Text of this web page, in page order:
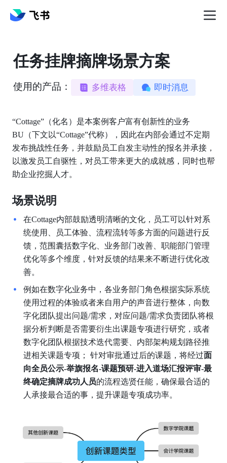
任务挂牌摘牌场景方案
使用的产品： 多维表格 即时消息
“Cottage”（化名）是本案例客户富有创新性的业务
BU（下文以“Cottage”代称），因此在内部会通过不定期
发布挑战性任务，并鼓励员工自发主动性的报名并承接，
以激发员工自驱性，对员工带来更大的成就感，同时也帮
助企业挖掘人才。
场景说明
在Cottage内部鼓励透明清晰的文化，员工可以针对系
统使用、员工体验、流程流转等多方面的问题进行反
馈，范围囊括数字化、业务部门改善、职能部门管理
优化等多个维度，针对反馈的结果来不断进行优化改
善。
例如在数字化业务中，各业务部门角色根据实际系统
使用过程的体验或者来自用户的声音进行整体，向数
字化团队提出问题/需求，对应问题/需求负责团队将根
据分析判断是否需要衍生出课题专项进行研究，或者
数字化团队根据技术迭代需要、内部架构规划路径推
进相关课题专项； 针对审批通过后的课题，将经过面
向全员公示-举旗报名-课题预研-进入道场汇报评审-最
终确定摘牌成功人员的流程选贤任能，确保最合适的
人承接最合适的事，提升课题专项成功率。